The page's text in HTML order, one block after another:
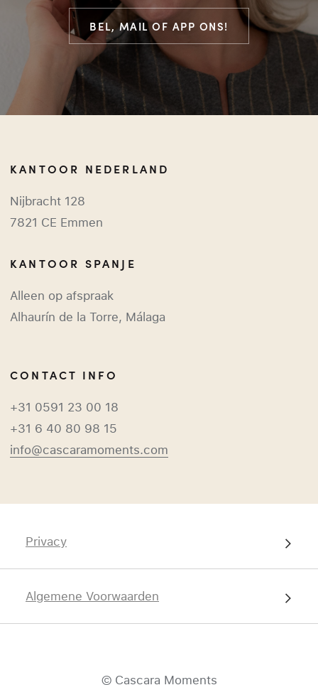
BEL, MAIL OF APP ONS!
KANTOOR NEDERLAND
Nijbracht 128
7821 CE Emmen
KANTOOR SPANJE
Alleen op afspraak
Alhaurín de la Torre, Málaga
CONTACT INFO
+31 0591 23 00 18
+31 6 40 80 98 15
info@cascaramoments.com
© Cascara Moments
Privacy
Algemene Voorwaarden